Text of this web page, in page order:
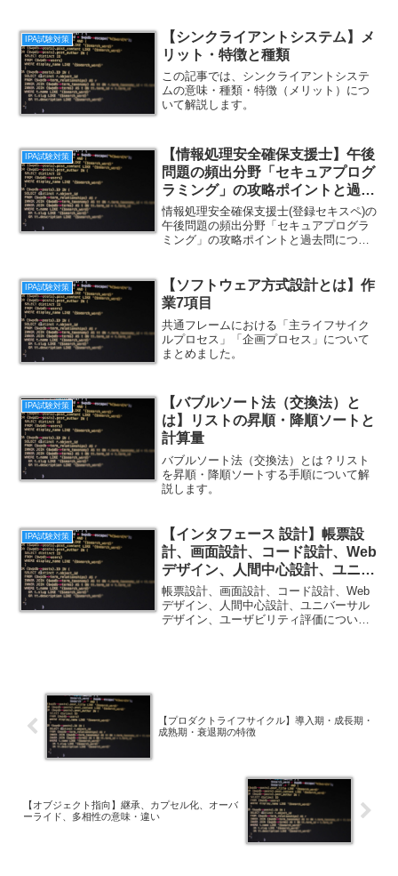
IPA試験対策
【シンクライアントシステム】メ
リット・特徴と種類
この記事では、シンクライアントシステ
ムの意味・種類・特徴（メリット）につ
いて解説します。
IPA試験対策
【情報処理安全確保支援士】午後
問題の頻出分野「セキュアプログ
ラミング」の攻略ポイントと過去
問
情報処理安全確保支援士(登録セキスペ)の
午後問題の頻出分野「セキュアプログラ
ミング」の攻略ポイントと過去問につい
IPA試験対策
【ソフトウェア方式設計とは】作
業7項目
共通フレームにおける「主ライフサイク
ルプロセス」「企画プロセス」について
まとめました。
IPA試験対策
【バブルソート法（交換法）と
は】リストの昇順・降順ソートと
計算量
バブルソート法（交換法）とは？リスト
を昇順・降順ソートする手順について解
説します。
IPA試験対策
【インタフェース 設計】帳票設
計、画面設計、コード設計、Web
デザイン、人間中心設計、ユニバ
ーサルデザイン、ユーザビリティ
評価
帳票設計、画面設計、コード設計、Web
デザイン、人間中心設計、ユニバーサル
デザイン、ユーザビリティ評価について
【プロダクトライフサイクル】導入期・成長期・
成熟期・衰退期の特徴
【オブジェクト指向】継承、カプセル化、オーバ
ーライド、多相性の意味・違い